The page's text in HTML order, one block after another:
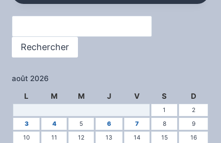
DU
29.09.2022
Rechercher
août 2026
L
M M J V S D
1
2
3
4 5 6 7 8
9
10
11 12 13 14 15
16